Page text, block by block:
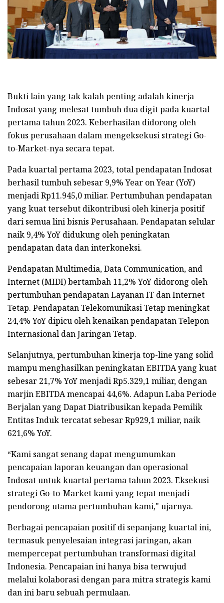
Bukti lain yang tak kalah penting adalah kinerja
Indosat yang melesat tumbuh dua digit pada kuartal
pertama tahun 2023. Keberhasilan didorong oleh
fokus perusahaan dalam mengeksekusi strategi Go-
to-Market-nya secara tepat.
Pada kuartal pertama 2023, total pendapatan Indosat
berhasil tumbuh sebesar 9,9% Year on Year (YoY)
menjadi Rp11.945,0 miliar. Pertumbuhan pendapatan
yang kuat tersebut dikontribusi oleh kinerja positif
dari semua lini bisnis Perusahaan. Pendapatan selular
naik 9,4% YoY didukung oleh peningkatan
pendapatan data dan interkoneksi.
Pendapatan Multimedia, Data Communication, and
Internet (MIDI) bertambah 11,2% YoY didorong oleh
pertumbuhan pendapatan Layanan IT dan Internet
Tetap. Pendapatan Telekomunikasi Tetap meningkat
24,4% YoY dipicu oleh kenaikan pendapatan Telepon
Internasional dan Jaringan Tetap.
Selanjutnya, pertumbuhan kinerja top-line yang solid
mampu menghasilkan peningkatan EBITDA yang kuat
sebesar 21,7% YoY menjadi Rp5.329,1 miliar, dengan
marjin EBITDA mencapai 44,6%. Adapun Laba Periode
Berjalan yang Dapat Diatribusikan kepada Pemilik
Entitas Induk tercatat sebesar Rp929,1 miliar, naik
621,6% YoY.
“Kami sangat senang dapat mengumumkan
pencapaian laporan keuangan dan operasional
Indosat untuk kuartal pertama tahun 2023. Eksekusi
strategi Go-to-Market kami yang tepat menjadi
pendorong utama pertumbuhan kami," ujarnya.
Berbagai pencapaian positif di sepanjang kuartal ini,
termasuk penyelesaian integrasi jaringan, akan
mempercepat pertumbuhan transformasi digital
Indonesia. Pencapaian ini hanya bisa terwujud
melalui kolaborasi dengan para mitra strategis kami
dan ini baru sebuah permulaan.